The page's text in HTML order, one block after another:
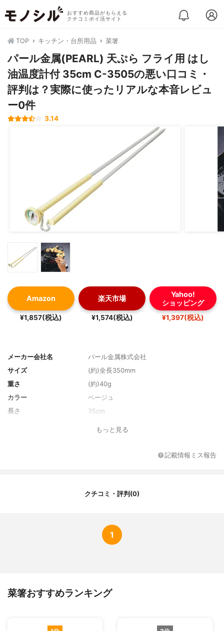
おすすめ商品がもらえる
クチコミポイ活サイト
TOP キッチン・台所用品 菜箸
パール金属(PEARL) 天ぷら フライ用 はし
油温度計付 35cm C-3505の悪い口コミ・
評判は？実際に使ったリアルな本音レビュ
ー0件
3.14
Amazon
¥1,857(税込)
楽天市場
¥1,574(税込)
Yahoo!
ショッピング
¥1,397(税込)
メーカー会社名
パール金属株式会社
サイズ
(約)全長350mm
重さ
(約)40g
カラー
ベージュ
長さ
35cm
ハンドル/ABS樹脂箸/アルミニウム温度計/
バイメタル式
もっと見る
記載情報ミス報告
クチコミ・評判(0)
1
菜箸おすすめランキング